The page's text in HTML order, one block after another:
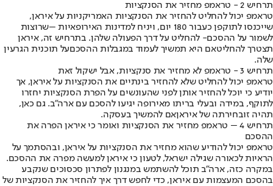
תרחיש 2 - טראמפ מחזיר את הסנקציות
טראמפ יכול להחליט להחזיר את הסנקציות האמריקניות על איראן,
שייכנסו לתוקפן כעבור 180 יום, ויניח למדינות האירופאיות –
שרוצות
לשמור על ההסכם- להחליט על דרך הפעולה שלהן. בתרחיש זה, איראן
תצטרך להחליטאם היא תמשיך לעמוד במגבלות ההסכםעל תוכנית הגרעין
שלה.
תרחיש 3 - טראמפ לא מחזיר את סנקציות, אבל ישקול זאת
טראמפ יכול להחליט שלא להחזיר בינתיים את הסנקציות על איראן, אך
יודיע כי יוכל להחזיר אותן לפני שהעונשים על הפרת הסנקציות יחזרו
לתוקף, במידה ובעלי בריתו מאירופה יגיעו להסכם עם ארה"ב. גם כאן,
תהיה זובחירתה של איראןאם להמשיך בעסקה.
תרחיש 4 – טראמפ מחזיר את הסנקציות ואומר כי איראן הפרה את
ההסכם
טראמפ יכול להודיע ​​שהוא מחזיר את הסנקציות על איראן, ובהסתמך על
הראיות לכאורה שגילה ישראל, לטעון כי איראן למעשה מפרה את ההסכם.
במקרה כזה, ארה"ב תוכל להשתמש במנגנון לפתרון סכסוכים שנקבע
בהסכם המעצמות עם איראן, כדי לחפש דרך איך להחזיר את הסנקציות של